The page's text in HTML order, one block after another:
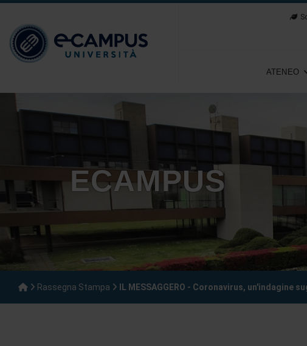
ATENEO
ECAMPUS
Rassegna Stampa IL MESSAGGERO - Coronavirus,